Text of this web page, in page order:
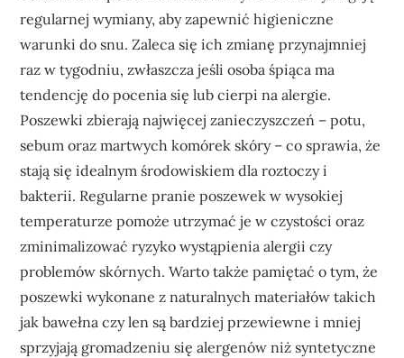
regularnej wymiany, aby zapewnić higieniczne
warunki do snu. Zaleca się ich zmianę przynajmniej
raz w tygodniu, zwłaszcza jeśli osoba śpiąca ma
tendencję do pocenia się lub cierpi na alergie.
Poszewki zbierają najwięcej zanieczyszczeń – potu,
sebum oraz martwych komórek skóry – co sprawia, że
stają się idealnym środowiskiem dla roztoczy i
bakterii. Regularne pranie poszewek w wysokiej
temperaturze pomoże utrzymać je w czystości oraz
zminimalizować ryzyko wystąpienia alergii czy
problemów skórnych. Warto także pamiętać o tym, że
poszewki wykonane z naturalnych materiałów takich
jak bawełna czy len są bardziej przewiewne i mniej
sprzyjają gromadzeniu się alergenów niż syntetyczne